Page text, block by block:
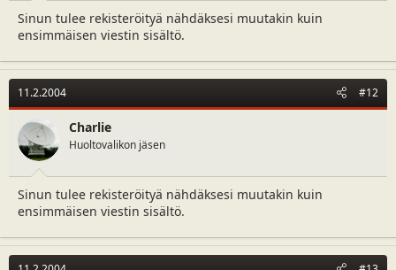
Sinun tulee rekisteröityä nähdäksesi muutakin kuin
ensimmäisen viestin sisältö.
11.2.2004 #12
Charlie
Huoltovalikon jäsen
Sinun tulee rekisteröityä nähdäksesi muutakin kuin
ensimmäisen viestin sisältö.